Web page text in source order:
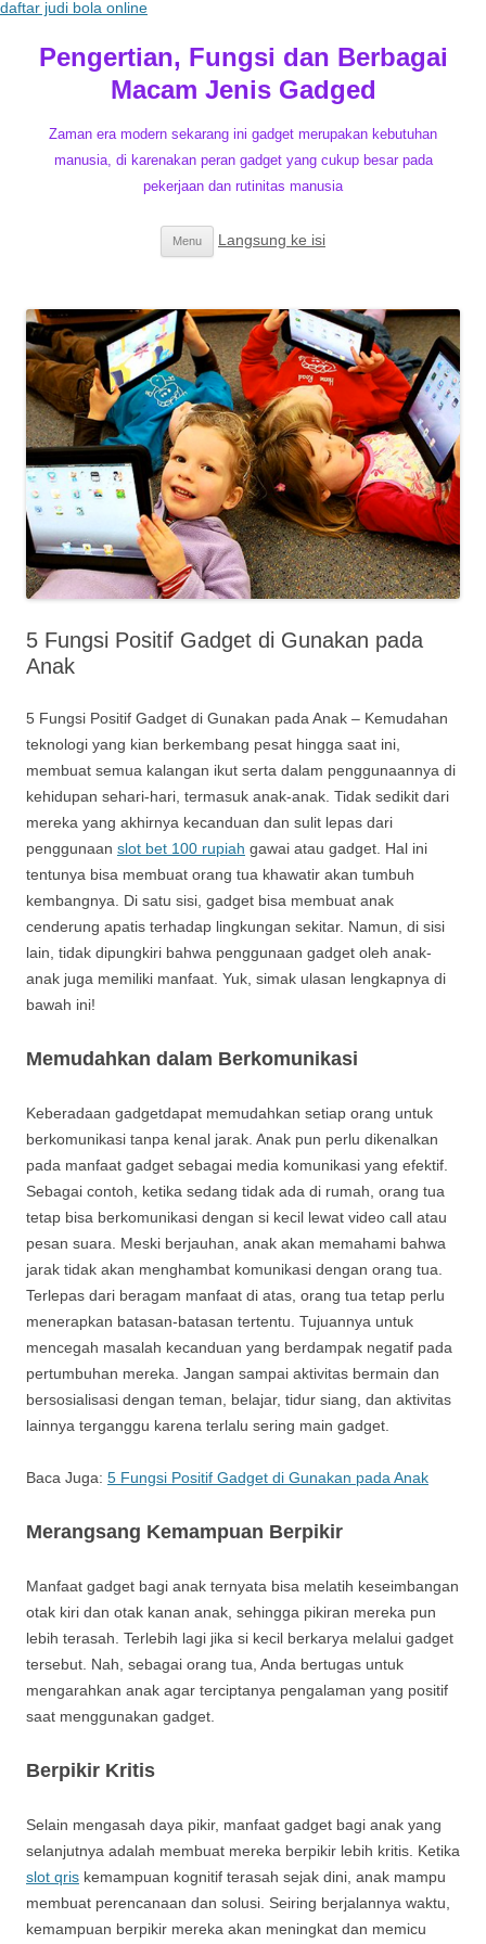
daftar judi bola online
Pengertian, Fungsi dan Berbagai
Macam Jenis Gadged
Zaman era modern sekarang ini gadget merupakan kebutuhan
manusia, di karenakan peran gadget yang cukup besar pada
pekerjaan dan rutinitas manusia
Menu Langsung ke isi
5 Fungsi Positif Gadget di Gunakan pada
Anak
5 Fungsi Positif Gadget di Gunakan pada Anak – Kemudahan
teknologi yang kian berkembang pesat hingga saat ini,
membuat semua kalangan ikut serta dalam penggunaannya di
kehidupan sehari-hari, termasuk anak-anak. Tidak sedikit dari
mereka yang akhirnya kecanduan dan sulit lepas dari
penggunaan slot bet 100 rupiah gawai atau gadget. Hal ini
tentunya bisa membuat orang tua khawatir akan tumbuh
kembangnya. Di satu sisi, gadget bisa membuat anak
cenderung apatis terhadap lingkungan sekitar. Namun, di sisi
lain, tidak dipungkiri bahwa penggunaan gadget oleh anak-
anak juga memiliki manfaat. Yuk, simak ulasan lengkapnya di
bawah ini!
Memudahkan dalam Berkomunikasi
Keberadaan gadgetdapat memudahkan setiap orang untuk
berkomunikasi tanpa kenal jarak. Anak pun perlu dikenalkan
pada manfaat gadget sebagai media komunikasi yang efektif.
Sebagai contoh, ketika sedang tidak ada di rumah, orang tua
tetap bisa berkomunikasi dengan si kecil lewat video call atau
pesan suara. Meski berjauhan, anak akan memahami bahwa
jarak tidak akan menghambat komunikasi dengan orang tua.
Terlepas dari beragam manfaat di atas, orang tua tetap perlu
menerapkan batasan-batasan tertentu. Tujuannya untuk
mencegah masalah kecanduan yang berdampak negatif pada
pertumbuhan mereka. Jangan sampai aktivitas bermain dan
bersosialisasi dengan teman, belajar, tidur siang, dan aktivitas
lainnya terganggu karena terlalu sering main gadget.
Baca Juga: 5 Fungsi Positif Gadget di Gunakan pada Anak
Merangsang Kemampuan Berpikir
Manfaat gadget bagi anak ternyata bisa melatih keseimbangan
otak kiri dan otak kanan anak, sehingga pikiran mereka pun
lebih terasah. Terlebih lagi jika si kecil berkarya melalui gadget
tersebut. Nah, sebagai orang tua, Anda bertugas untuk
mengarahkan anak agar terciptanya pengalaman yang positif
saat menggunakan gadget.
Berpikir Kritis
Selain mengasah daya pikir, manfaat gadget bagi anak yang
selanjutnya adalah membuat mereka berpikir lebih kritis. Ketika
slot qris kemampuan kognitif terasah sejak dini, anak mampu
membuat perencanaan dan solusi. Seiring berjalannya waktu,
kemampuan berpikir mereka akan meningkat dan memicu